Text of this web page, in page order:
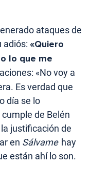
ataques de
adiós: «Quiero
lo que me
«No voy a
Es verdad que
día se lo
de Belén
justificación de
en Sálvame hay
están ahí lo son.